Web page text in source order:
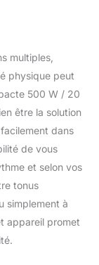
multiples,
physique peut
500 W / 20
être la solution
dans
de vous
et selon vos
tonus
simplement à
appareil promet